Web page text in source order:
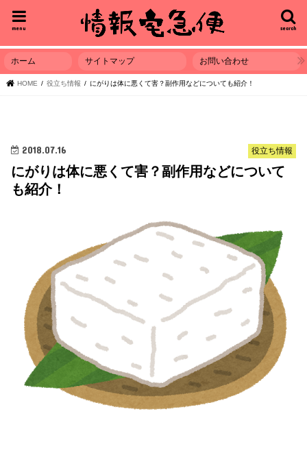
search
menu
ホーム サイトマップ お問い合わせ
HOME 役立ち情報 にがりは体に悪くて害？副作用などについても紹介！
役立ち情報
2018.07.16
にがりは体に悪くて害？副作用などについて
も紹介！